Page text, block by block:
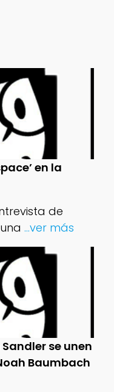
en la
de
...ver más
se unen
Baumbach